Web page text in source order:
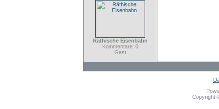
Räthische Eisenbahn
Kommentare: 0
Gast
Copyright